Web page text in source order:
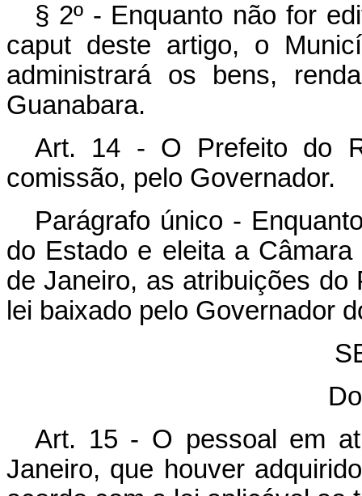
§ 2º - Enquanto não for
caput deste artigo, o
administrará os bens,
Guanabara.
Art. 14 - O Prefeito do
comissão, pelo Governador.
Parágrafo único -
do Estado e eleita a
de Janeiro, as atribuições do
lei baixado pelo Governador
Art. 15 - O pessoal em
Janeiro, que houver